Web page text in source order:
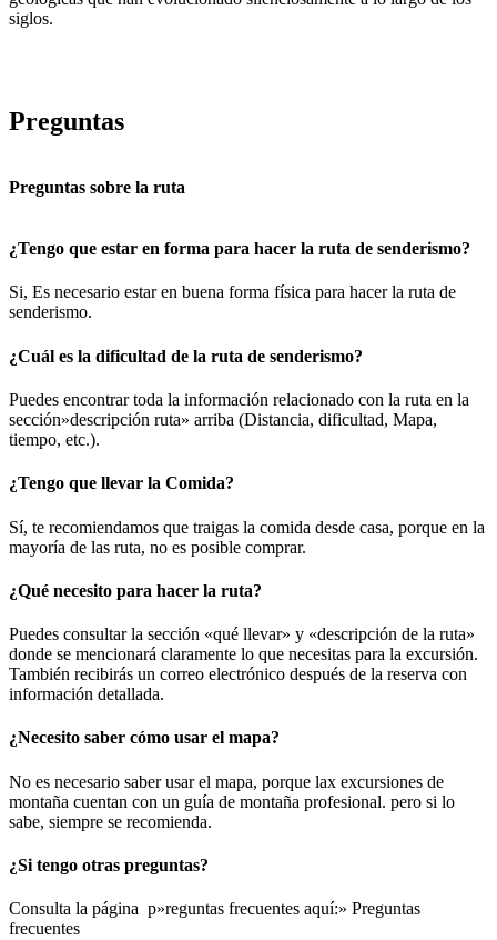
siglos.
Preguntas
Preguntas sobre la ruta
¿Tengo que estar en forma para hacer la ruta de senderismo?
Si, Es necesario estar en buena forma física para hacer la ruta de
senderismo.
¿Cuál es la dificultad de la ruta de senderismo?
Puedes encontrar toda la información relacionado con la ruta en la
sección»descripción ruta» arriba (Distancia, dificultad, Mapa,
tiempo, etc.).
¿Tengo que llevar la Comida?
Sí, te recomiendamos que traigas la comida desde casa, porque en la
mayoría de las ruta, no es posible comprar.
¿Qué necesito para hacer la ruta?
Puedes consultar la sección «qué llevar» y «descripción de la ruta»
donde se mencionará claramente lo que necesitas para la excursión.
También recibirás un correo electrónico después de la reserva con
información detallada.
¿Necesito saber cómo usar el mapa?
No es necesario saber usar el mapa, porque lax excursiones de
montaña cuentan con un guía de montaña profesional. pero si lo
sabe, siempre se recomienda.
¿Si tengo otras preguntas?
Consulta la página p»reguntas frecuentes aquí:» Preguntas
frecuentes